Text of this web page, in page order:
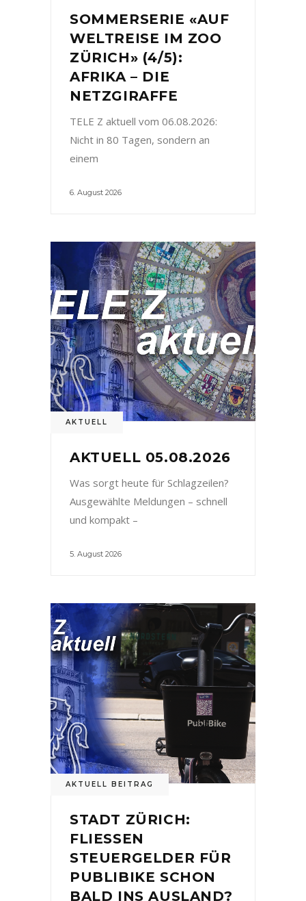
SOMMERSERIE «AUF
WELTREISE IM ZOO
ZÜRICH» (4/5):
AFRIKA – DIE
NETZGIRAFFE
TELE Z aktuell vom 06.08.2026:
Nicht in 80 Tagen, sondern an
einem
6. August 2026
AKTUELL
AKTUELL 05.08.2026
Was sorgt heute für Schlagzeilen?
Ausgewählte Meldungen – schnell
und kompakt –
5. August 2026
AKTUELL BEITRAG
STADT ZÜRICH:
FLIESSEN
STEUERGELDER FÜR
PUBLIBIKE SCHON
BALD INS AUSLAND?